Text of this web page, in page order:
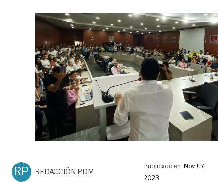
RP REDACCIÓN PDM
Publicado en Nov 07,
2023